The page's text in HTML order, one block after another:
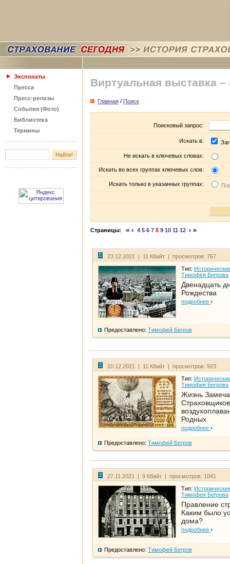
Экспонаты
Пресса
Пресс-релизы
События (Фото)
Библиотека
Термины
Виртуальная выставка –
Главная / Поиск
Поисковый запрос:
Искать в:
Не искать в ключевых словах:
Искать во всех группах ключевых слов:
Искать только в указанных группах:
Страницы: 4 5 6 7 8 9 10 11 12
23.12.2021 | 11 Кбайт | просмотров: 767
Тип:
Тимофея Бегрова
Двенадцать
Рождества
подробнее
Предоставлено: Тимофей Бегров
10.12.2021 | 11 Кбайт | просмотров: 923
Тип:
Тимофея Бегрова
Жизнь
Родных
подробнее
Предоставлено: Тимофей Бегров
27.11.2021 | 9 Кбайт | просмотров: 1041
Тип:
Тимофея Бегрова
Правление
Каким было
дома?
подробнее
Предоставлено: Тимофей Бегров